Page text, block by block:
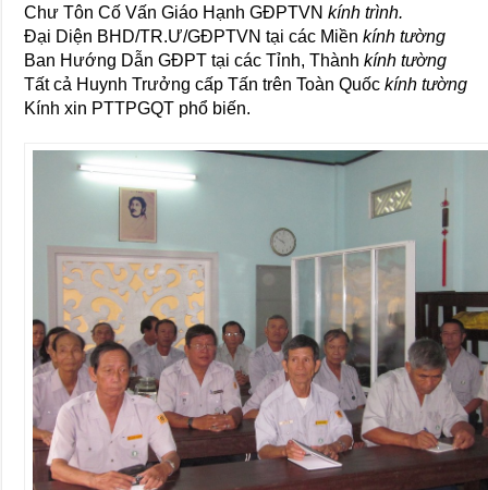
Chư Tôn Cố Vấn Giáo Hạnh GĐPTVNkính trình.
Đại Diện BHD/TR.Ư/GĐPTVN tại các Miềnkính tường
Ban Hướng Dẫn GĐPT tại các Tỉnh, Thànhkính tường
Tất cả Huynh Trưởng cấp Tấn trên Toàn Quốckính tường
Kính xin PTTPGQT phổ biến.